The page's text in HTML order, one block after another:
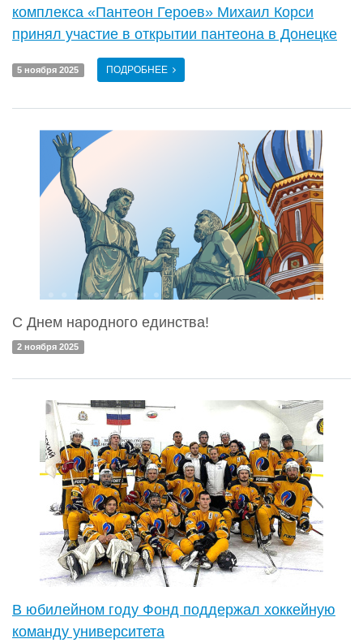
комплекса «Пантеон Героев» Михаил Корси
принял участие в открытии пантеона в Донецке
5 ноября 2025 ПОДРОБНЕЕ
С Днем народного единства!
2 ноября 2025
В юбилейном году Фонд поддержал хоккейную
команду университета